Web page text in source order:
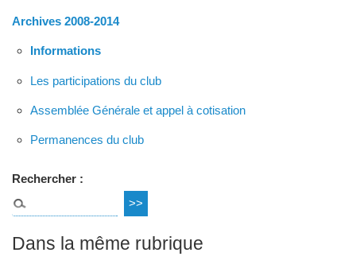
Archives 2008-2014
Informations
Les participations du club
Assemblée Générale et appel à cotisation
Permanences du club
Rechercher :
Dans la même rubrique